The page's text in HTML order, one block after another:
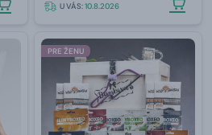
U VÁS:10.8.2026
PRE ŽENU